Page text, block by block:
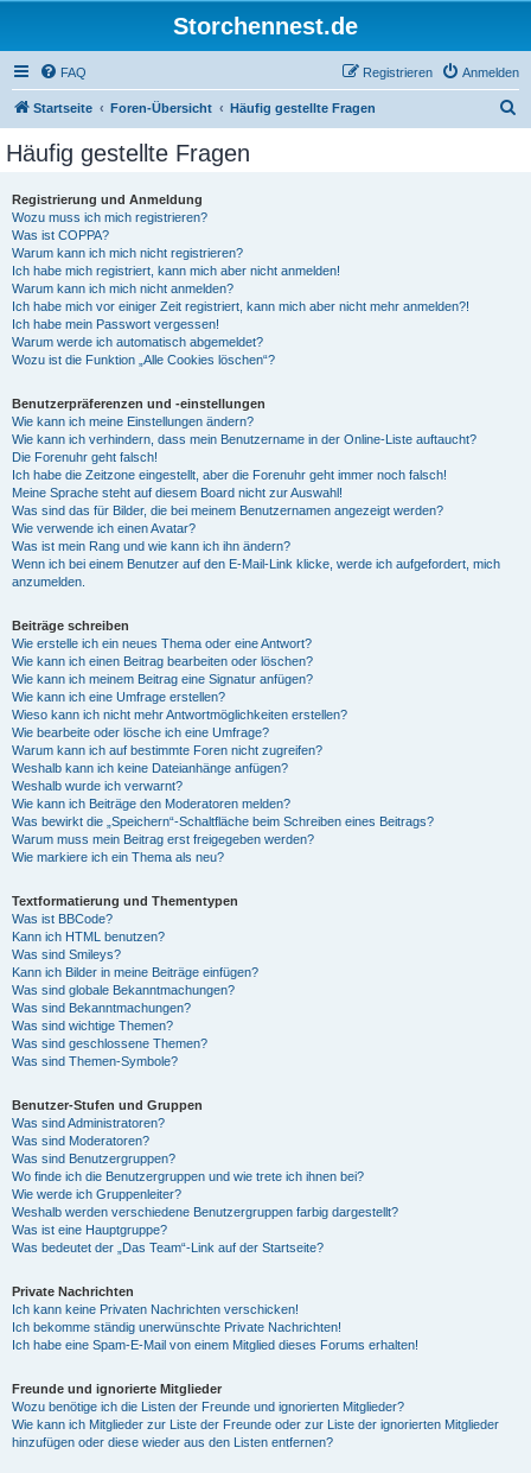
Storchennest.de
FAQ Anmelden
Registrieren
Startseite Foren-Übersicht Häufig gestellte Fragen
Häufig gestellte Fragen
Registrierung und Anmeldung
Wozu muss ich mich registrieren?
Was ist COPPA?
Warum kann ich mich nicht registrieren?
Ich habe mich registriert, kann mich aber nicht anmelden!
Warum kann ich mich nicht anmelden?
Ich habe mich vor einiger Zeit registriert, kann mich aber nicht mehr anmelden?!
Ich habe mein Passwort vergessen!
Warum werde ich automatisch abgemeldet?
Wozu ist die Funktion „Alle Cookies löschen“?
Benutzerpräferenzen und -einstellungen
Wie kann ich meine Einstellungen ändern?
Wie kann ich verhindern, dass mein Benutzername in der Online-Liste auftaucht?
Die Forenuhr geht falsch!
Ich habe die Zeitzone eingestellt, aber die Forenuhr geht immer noch falsch!
Meine Sprache steht auf diesem Board nicht zur Auswahl!
Was sind das für Bilder, die bei meinem Benutzernamen angezeigt werden?
Wie verwende ich einen Avatar?
Was ist mein Rang und wie kann ich ihn ändern?
Wenn ich bei einem Benutzer auf den E-Mail-Link klicke, werde ich aufgefordert, mich
anzumelden.
Beiträge schreiben
Wie erstelle ich ein neues Thema oder eine Antwort?
Wie kann ich einen Beitrag bearbeiten oder löschen?
Wie kann ich meinem Beitrag eine Signatur anfügen?
Wie kann ich eine Umfrage erstellen?
Wieso kann ich nicht mehr Antwortmöglichkeiten erstellen?
Wie bearbeite oder lösche ich eine Umfrage?
Warum kann ich auf bestimmte Foren nicht zugreifen?
Weshalb kann ich keine Dateianhänge anfügen?
Weshalb wurde ich verwarnt?
Wie kann ich Beiträge den Moderatoren melden?
Was bewirkt die „Speichern“-Schaltfläche beim Schreiben eines Beitrags?
Warum muss mein Beitrag erst freigegeben werden?
Wie markiere ich ein Thema als neu?
Textformatierung und Thementypen
Was ist BBCode?
Kann ich HTML benutzen?
Was sind Smileys?
Kann ich Bilder in meine Beiträge einfügen?
Was sind globale Bekanntmachungen?
Was sind Bekanntmachungen?
Was sind wichtige Themen?
Was sind geschlossene Themen?
Was sind Themen-Symbole?
Benutzer-Stufen und Gruppen
Was sind Administratoren?
Was sind Moderatoren?
Was sind Benutzergruppen?
Wo finde ich die Benutzergruppen und wie trete ich ihnen bei?
Wie werde ich Gruppenleiter?
Weshalb werden verschiedene Benutzergruppen farbig dargestellt?
Was ist eine Hauptgruppe?
Was bedeutet der „Das Team“-Link auf der Startseite?
Private Nachrichten
Ich kann keine Privaten Nachrichten verschicken!
Ich bekomme ständig unerwünschte Private Nachrichten!
Ich habe eine Spam-E-Mail von einem Mitglied dieses Forums erhalten!
Freunde und ignorierte Mitglieder
Wozu benötige ich die Listen der Freunde und ignorierten Mitglieder?
Wie kann ich Mitglieder zur Liste der Freunde oder zur Liste der ignorierten Mitglieder
hinzufügen oder diese wieder aus den Listen entfernen?